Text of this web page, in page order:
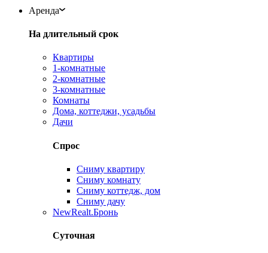
Аренда
На длительный срок
Квартиры
1-комнатные
2-комнатные
3-комнатные
Комнаты
Дома, коттеджи, усадьбы
Дачи
Спрос
Сниму квартиру
Сниму комнату
Сниму коттедж, дом
Сниму дачу
NewRealt.Бронь
Суточная